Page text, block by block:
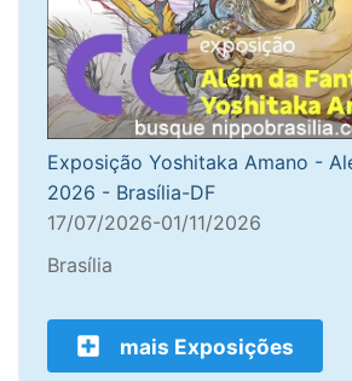
Exposição Yoshitaka Amano -
2026 - Brasília-DF
17/07/2026-01/11/2026
Brasília
mais Exposições